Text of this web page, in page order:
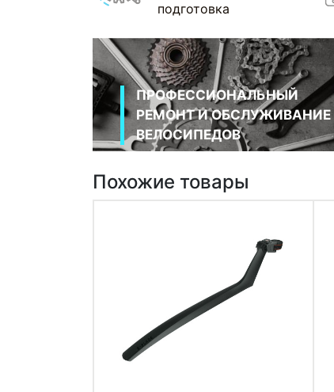
подготовка
ПРОФЕССИОНАЛЬНЫЙ
РЕМОНТ И ОБСЛУЖИВАНИЕ
ВЕЛОСИПЕДОВ
Похожие товары